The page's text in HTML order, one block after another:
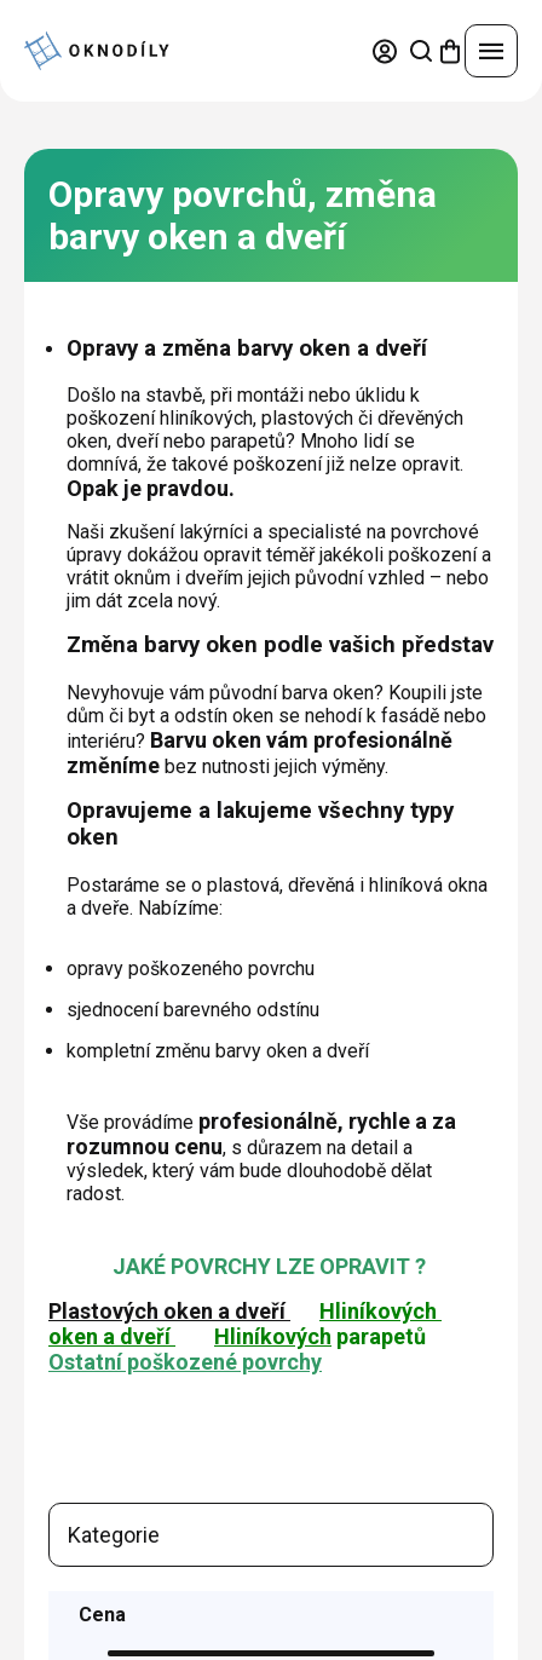
obsah
Náhradní díly
Nejprodávanější
Trvale snížená cena
Kování podle značek
Díly pro okna
Díly pro dveře
Díly pro žaluzie
Díly pro sítě
Těsnění
Doplňky a další
AKCE
Servisní práce
Pravidelná údržba a seřízení
Oprava oken a dveří
Výměna skel
Výměna těsnění
Leštění poškrábaných skel
Opravy povrchů, změna barvy oken a dveří
Výměna střešních oken
Opravy oken z lana / Horolezecky / Výškové
práce
Garantované zaměření
Plastová okna a dveře
Hliníková okna a dveře
Dřevěná okna a dveře
Konfigurátor
Žaluzie
Sítě
Plisé
Rolety
Markýzy
Další
Hliníkové opláštění
Výhody hliníkového opláštění
Jak to funguje
Galerie našich realizací
Přihlášení
O nás
Blog
Kontakty
Výprodej
Opravy povrchů, změna
barvy oken a dveří
Opravy a změna barvy oken a dveří
Došlo na stavbě, při montáži nebo úklidu k
poškození hliníkových, plastových či dřevěných
oken, dveří nebo parapetů? Mnoho lidí se
domnívá, že takové poškození již nelze opravit.
Opak je pravdou.
Naši zkušení lakýrníci a specialisté na povrchové
úpravy dokážou opravit téměř jakékoli poškození a
vrátit oknům i dveřím jejich původní vzhled – nebo
jim dát zcela nový.
Změna barvy oken podle vašich představ
Nevyhovuje vám původní barva oken? Koupili jste
dům či byt a odstín oken se nehodí k fasádě nebo
interiéru? Barvu oken vám profesionálně
změníme bez nutnosti jejich výměny.
Opravujeme a lakujeme všechny typy
oken
Postaráme se o plastová, dřevěná i hliníková okna
a dveře. Nabízíme:
opravy poškozeného povrchu
sjednocení barevného odstínu
kompletní změnu barvy oken a dveří
Vše provádíme profesionálně, rychle a za
rozumnou cenu, s důrazem na detail a
výsledek, který vám bude dlouhodobě dělat
radost.
JAKÉ POVRCHY LZE OPRAVIT ?
Plastových oken a dveří
Hliníkových
oken a dveří
Hliníkových parapetů
Ostatní poškozené povrchy
Kategorie
Cena